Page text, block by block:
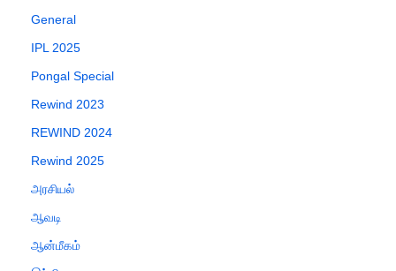
General
IPL 2025
Pongal Special
Rewind 2023
REWIND 2024
Rewind 2025
அரசியல்
ஆவடி
ஆன்மீகம்